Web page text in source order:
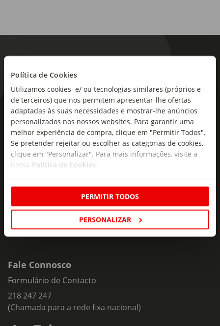
Política de Cookies
Utilizamos cookies e/ ou tecnologias similares (próprios e
de terceiros) que nos permitem apresentar-lhe ofertas
adaptadas às suas necessidades e mostrar-lhe anúncios
personalizados nos nossos websites. Para garantir uma
melhor experiência de compra, clique em "Permitir Todos".
Se pretender rejeitar ou escolher as categorias de cookies,
clique em "Personalizar". Para mais informações, visite a
nossa Política de Cookies
PERMITIR TODOS
PERSONALIZAR
Tipo de produto:
Recarga
As novidades mais frescas no
seu e-mail!
Subscreva e descubra campanhas exclusivas,
ofertas e novidades para si.
mail
Subscrever
Fale Connosco
Formulário de Contacto
218 247 247
(Chamada para a rede fixa nacional)